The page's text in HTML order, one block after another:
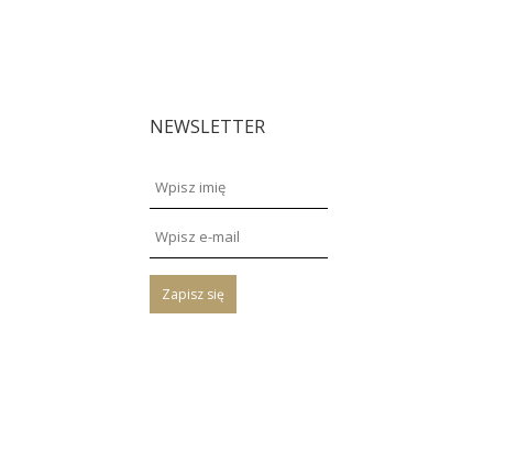
NEWSLETTER
Zapisz się